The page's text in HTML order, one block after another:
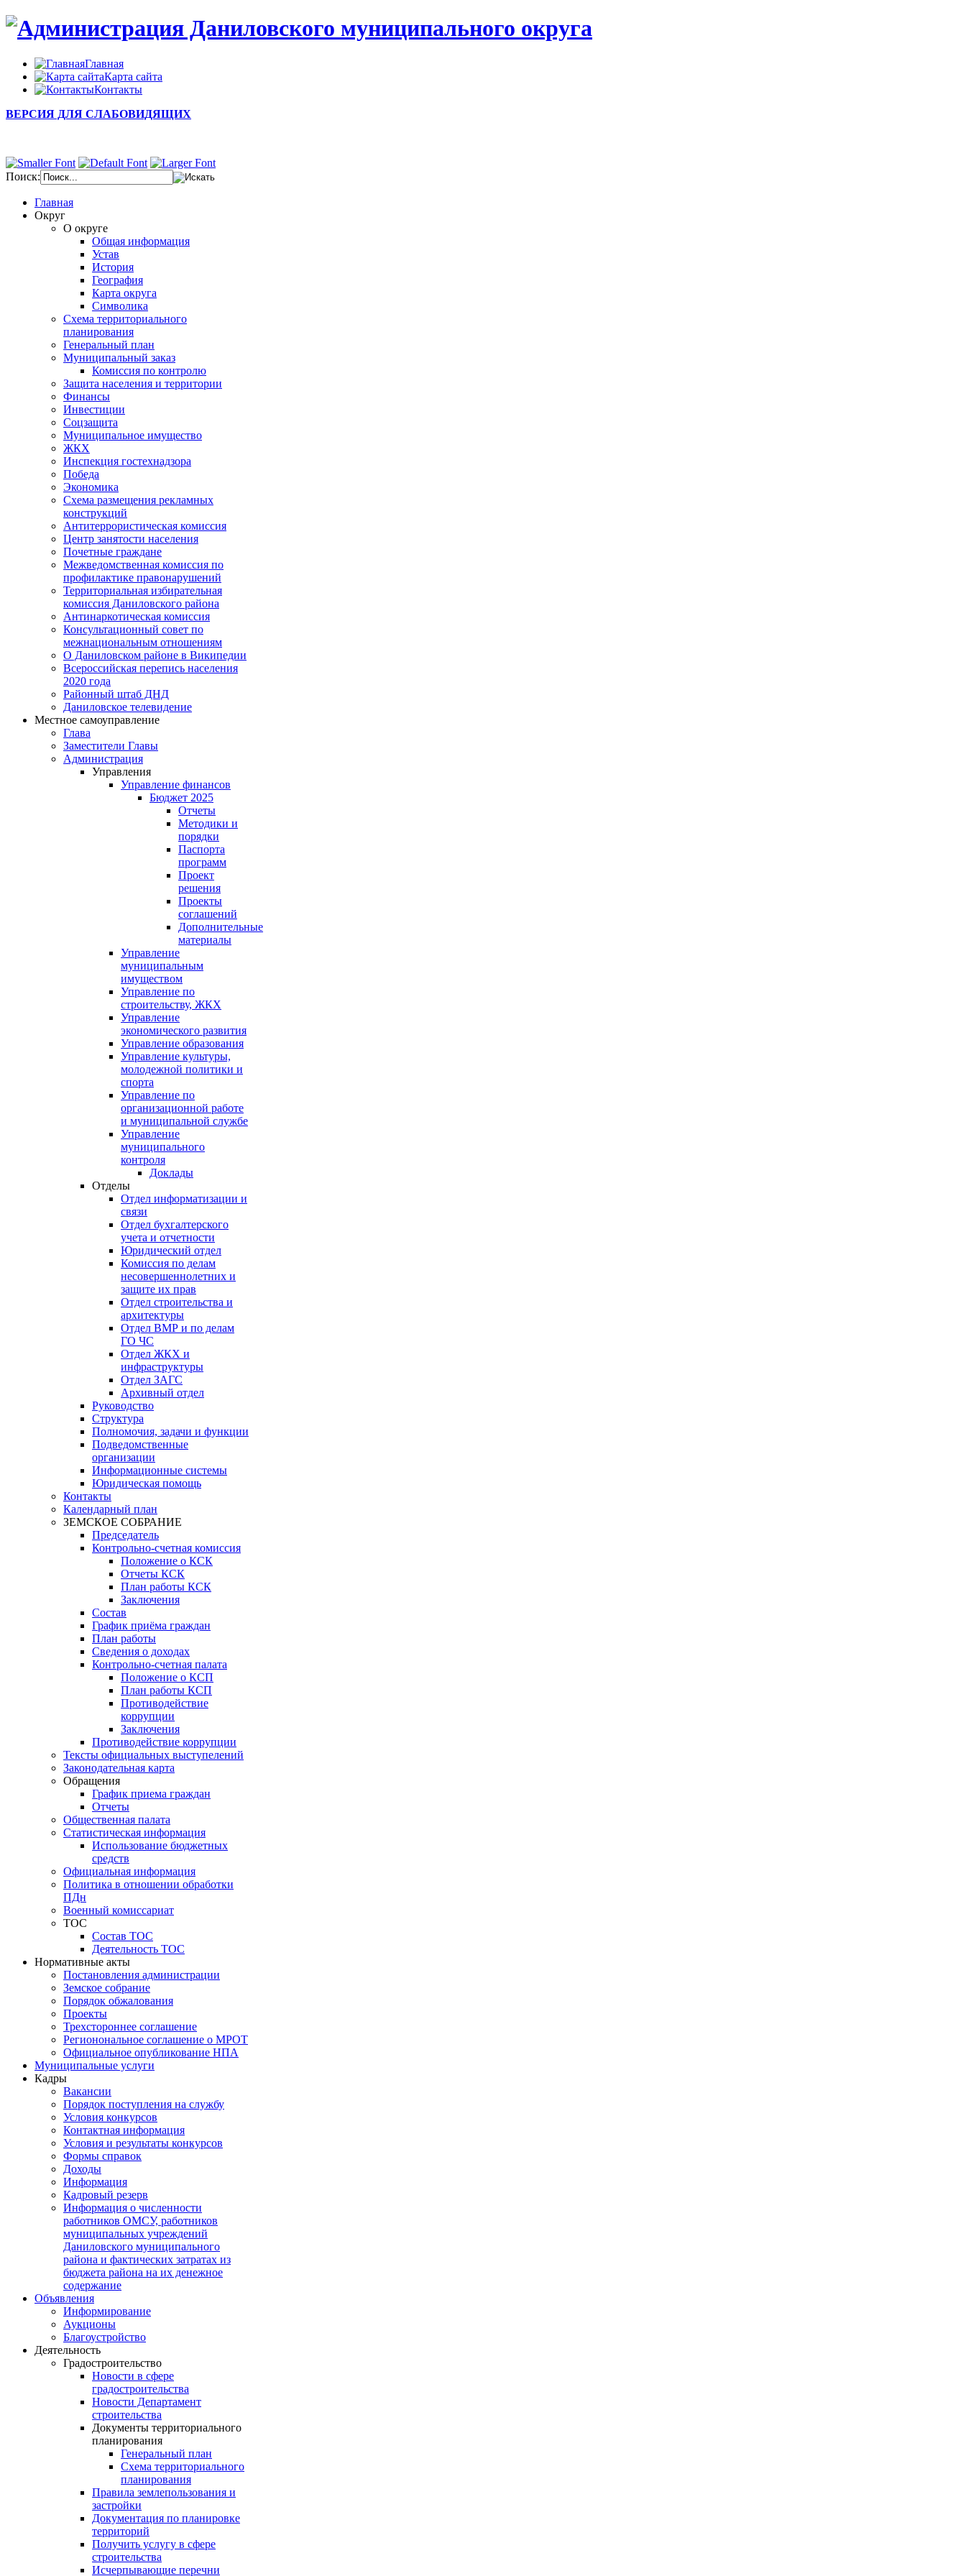
Главная
Карта сайта
Контакты
ВЕРСИЯ ДЛЯ СЛАБОВИДЯЩИХ
Поиск:
Главная
Округ
О округе
Общая информация
Устав
История
География
Карта округа
Символика
Схема территориального
планирования
Генеральный план
Муниципальный заказ
Комиссия по контролю
Защита населения и территории
Финансы
Инвестиции
Соцзащита
Муниципальное имущество
ЖКХ
Инспекция гостехнадзора
Победа
Экономика
Схема размещения рекламных
конструкций
Антитеррористическая комиссия
Центр занятости населения
Почетные граждане
Межведомственная комиссия по
профилактике правонарушений
Территориальная избирательная
комиссия Даниловского района
Антинаркотическая комиссия
Консультационный совет по
межнациональным отношениям
О Даниловском районе в Википедии
Всероссийская перепись населения
2020 года
Районный штаб ДНД
Даниловское телевидение
Местное самоуправление
Глава
Заместители Главы
Администрация
Управления
Управление финансов
Бюджет 2025
Отчеты
Методики и
порядки
Паспорта
программ
Проект
решения
Проекты
соглашений
Дополнительные
материалы
Управление
муниципальным
имуществом
Управление по
строительству, ЖКХ
Управление
экономического развития
Управление образования
Управление культуры,
молодежной политики и
спорта
Управление по
организационной работе
и муниципальной службе
Управление
муниципального
контроля
Доклады
Отделы
Отдел информатизации и
связи
Отдел бухгалтерского
учета и отчетности
Юридический отдел
Комиссия по делам
несовершеннолетних и
защите их прав
Отдел строительства и
архитектуры
Отдел ВМР и по делам
ГО ЧС
Отдел ЖКХ и
инфраструктуры
Отдел ЗАГС
Архивный отдел
Руководство
Структура
Полномочия, задачи и функции
Подведомственные
организации
Информационные системы
Юридическая помощь
Контакты
Календарный план
ЗЕМСКОЕ СОБРАНИЕ
Председатель
Контрольно-счетная комиссия
Положение о КСК
Отчеты КСК
План работы КСК
Заключения
Состав
График приёма граждан
План работы
Сведения о доходах
Контрольно-счетная палата
Положение о КСП
План работы КСП
Противодействие
коррупции
Заключения
Противодействие коррупции
Тексты официальных выступелений
Законодательная карта
Обращения
График приема граждан
Отчеты
Общественная палата
Статистическая информация
Использование бюджетных
средств
Официальная информация
Политика в отношении обработки
ПДн
Военный комиссариат
ТОС
Состав ТОС
Деятельность ТОС
Нормативные акты
Постановления администрации
Земское собрание
Порядок обжалования
Проекты
Трехстороннее соглашение
Регионональное соглашение о МРОТ
Официальное опубликование НПА
Муниципальные услуги
Кадры
Вакансии
Порядок поступления на службу
Условия конкурсов
Контактная информация
Условия и результаты конкурсов
Формы справок
Доходы
Информация
Кадровый резерв
Информация о численности
работников ОМСУ, работников
муниципальных учреждений
Даниловского муниципального
района и фактических затратах из
бюджета района на их денежное
содержание
Объявления
Информирование
Аукционы
Благоустройство
Деятельность
Градостроительство
Новости в сфере
градостроительства
Новости Департамент
строительства
Документы территориального
планирования
Генеральный план
Схема территориального
планирования
Правила землепользования и
застройки
Документация по планировке
территорий
Получить услугу в сфере
строительства
Исчерпывающие перечни